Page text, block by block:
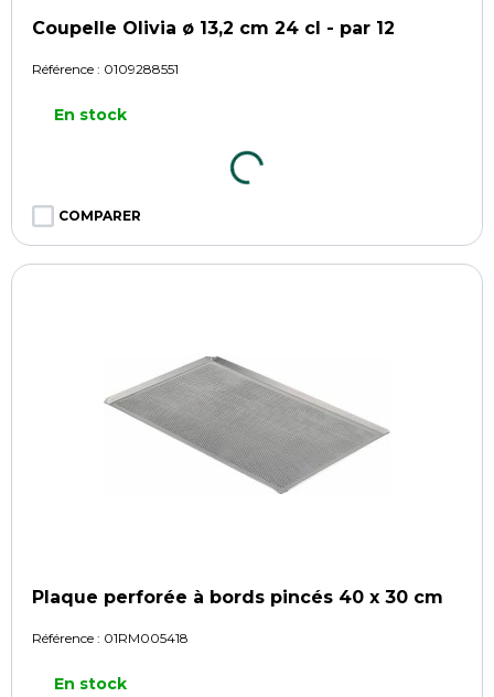
Coupelle Olivia ø 13,2 cm 24 cl - par 12
Référence : 0109288551
En stock
COMPARER
Plaque perforée à bords pincés 40 x 30 cm
Référence : 01RM005418
En stock